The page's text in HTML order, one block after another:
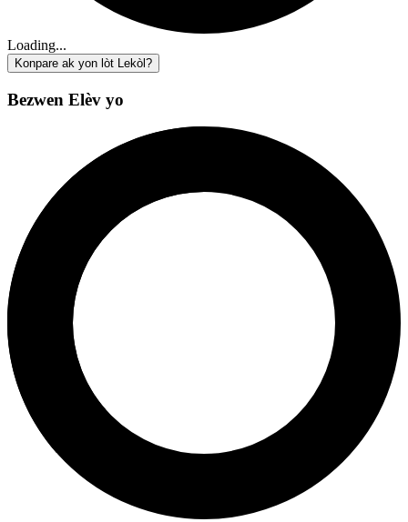
Loading...
Konpare ak yon lòt Lekòl?
Bezwen Elèv yo